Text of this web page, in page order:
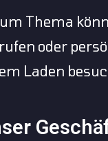
Thema
oder
Laden